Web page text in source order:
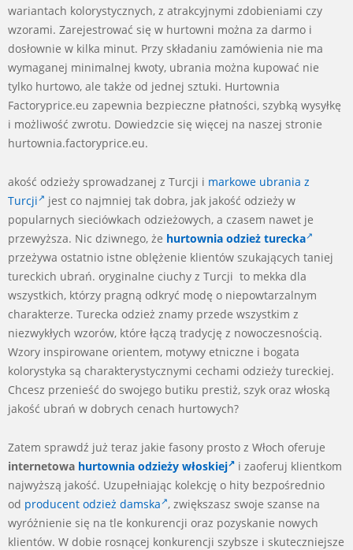
wariantach kolorystycznych, z atrakcyjnymi zdobieniami czy
wzorami. Zarejestrować się w hurtowni można za darmo i
dosłownie w kilka minut. Przy składaniu zamówienia nie ma
wymaganej minimalnej kwoty, ubrania można kupować nie
tylko hurtowo, ale także od jednej sztuki. Hurtownia
Factoryprice.eu zapewnia bezpieczne płatności, szybką wysyłkę
i możliwość zwrotu. Dowiedzcie się więcej na naszej stronie
hurtownia.factoryprice.eu.
akość odzieży sprowadzanej z Turcji i markowe ubrania z
Turcji
jest co najmniej tak dobra, jak jakość odzieży w
popularnych sieciówkach odzieżowych, a czasem nawet je
przewyższa. Nic dziwnego, że hurtownia odzież turecka
przeżywa ostatnio istne oblężenie klientów szukających taniej
tureckich ubrań. oryginalne ciuchy z Turcji to mekka dla
wszystkich, którzy pragną odkryć modę o niepowtarzalnym
charakterze. Turecka odzież znamy przede wszystkim z
niezwykłych wzorów, które łączą tradycję z nowoczesnością.
Wzory inspirowane orientem, motywy etniczne i bogata
kolorystyka są charakterystycznymi cechami odzieży tureckiej.
Chcesz przenieść do swojego butiku prestiż, szyk oraz włoską
jakość ubrań w dobrych cenach hurtowych?
Zatem sprawdź już teraz jakie fasony prosto z Włoch oferuje
internetowa hurtownia odzieży włoskiej
i zaoferuj klientkom
najwyższą jakość. Uzupełniając kolekcję o hity bezpośrednio
od producent odzież damska , zwiększasz swoje szanse na
wyróżnienie się na tle konkurencji oraz pozyskanie nowych
klientów. W dobie rosnącej konkurencji szybsze i skuteczniejsze